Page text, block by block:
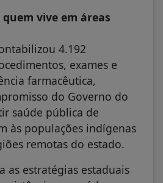
vive em áreas
4.192
exames e
farmacêutica,
do Governo do
saúde pública de
às populações indígenas
remotas do estado.
as estratégias estaduais